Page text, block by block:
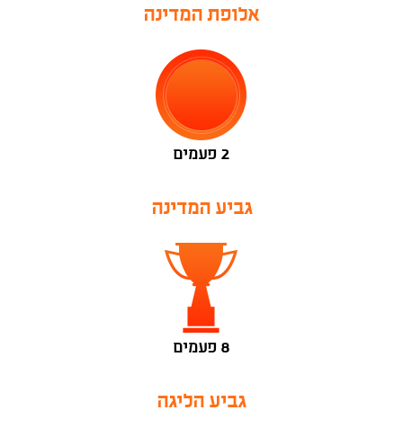
אלופת המדינה
2 פעמים
גביע המדינה
8 פעמים
גביע הליגה